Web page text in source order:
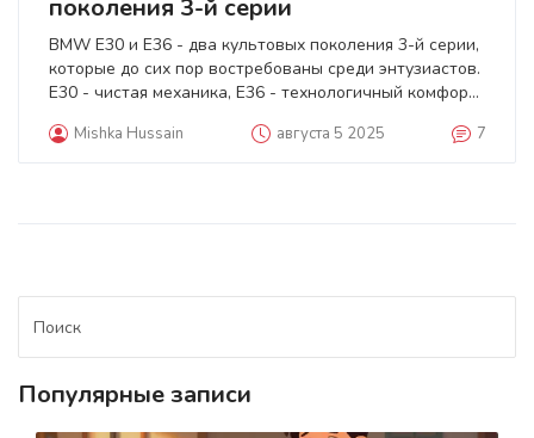
поколения 3-й серии
BMW E30 и E36 - два культовых поколения 3-й серии,
которые до сих пор востребованы среди энтузиастов.
E30 - чистая механика, E36 - технологичный комфорт.
Mishka Hussain августа 5 2025 7
Популярные записи